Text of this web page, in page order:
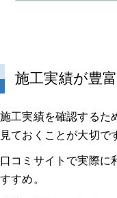
施工実績が豊
施工実績を確認するた
見ておくことが大切で
口コミサイトで実際に
すすめ。